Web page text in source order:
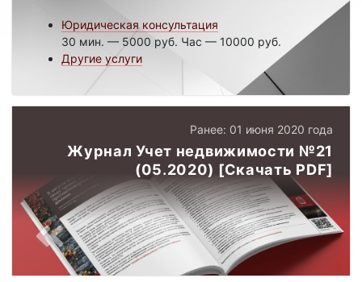
Юридическая консультация
30 мин. — 5000 руб. Час — 10000 руб.
Другие услуги
Ранее: 01 июня 2020 года
Журнал Учет недвижимости №21
(05.2020) [Скачать PDF]